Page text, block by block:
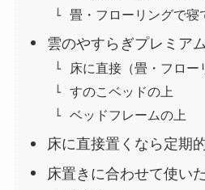
畳・フローリングで寝
雲のやすらぎプレミア
床に直接（畳・フロー
すのこベッドの上
ベッドフレームの上
床に直接置くなら定期
床置きに合わせて使い